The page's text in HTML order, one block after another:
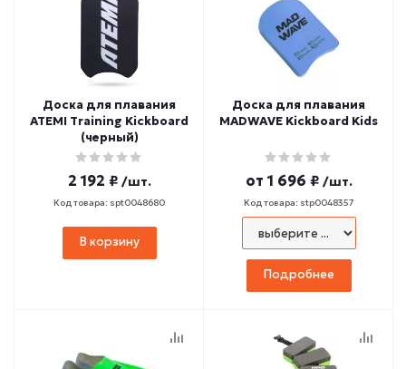
Доска для плавания
ATEMI Training Kickboard
(черный)
2 192 ₽ /шт.
Код товара: spt0048680
В корзину
Доска для плавания
MADWAVE Kickboard Kids
от 1 696 ₽ /шт.
Код товара: stp0048357
Подробнее